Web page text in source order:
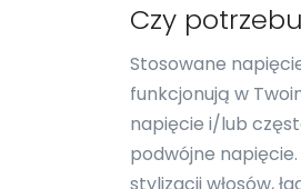
Czy
Stosowane
funkcjonują w
napięcie i/lub
podwójne